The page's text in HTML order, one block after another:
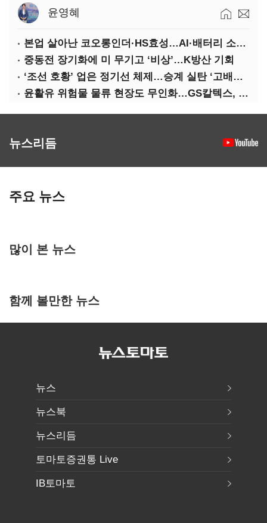
윤영혜
본업 살아난 코오롱인더·HS효성…AI·배터리 소재로 보폭 확대
중동전 장기화에 미 무기고 ‘비상’…K방산 기회
‘조선 호황’ 업은 정기선 체제…승계 실탄 ‘고배당’ 주목
윤활유 위험물 물류 현장도 무인화…GS칼텍스, 디지털 전환 가속
뉴스리듬
주요 뉴스
많이 본 뉴스
함께 볼만한 뉴스
뉴스
뉴스북
뉴스리듬
토마토증권통 Live
IB토마토